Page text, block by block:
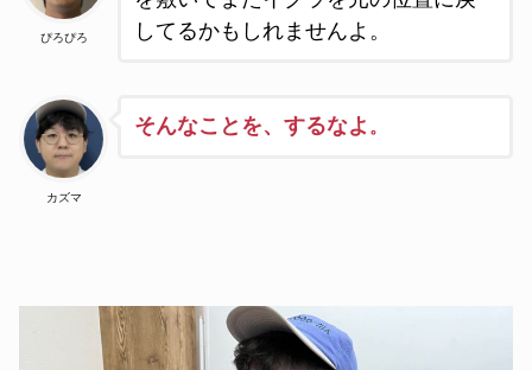
ぴろぴろ
してるかもしれませんよ。
カズマ
そんなことを、するなよ。